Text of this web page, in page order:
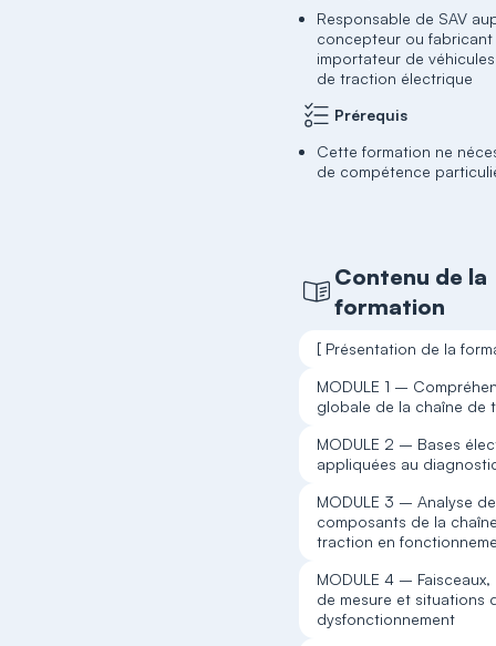
Responsable de SAV
concepteur ou
importateur de
de traction électrique
Prérequis
Cette formation ne
de compétence
Contenu de la
formation
[ Présentation de la
MODULE 1 –
globale de la chaîne de
MODULE 2 – Bases
appliquées au
MODULE 3 – Analyse
composants de la
traction en
MODULE 4 –
de mesure et situations
dysfonctionnement